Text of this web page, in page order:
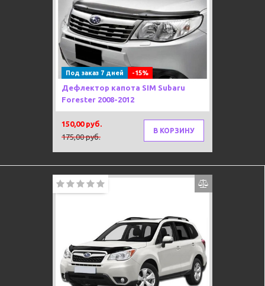
Под заказ 7 дней -15%
Дефлектор капота SIM Subaru
Forester 2008-2012
175,00 руб.
150,00 руб.
В КОРЗИНУ